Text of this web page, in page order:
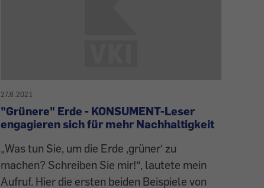
27.8.2021
"Grünere" Erde - KONSUMENT-Leser
engagieren sich für mehr Nachhaltigkeit
„Was tun Sie, um die Erde ‚grüner‘ zu
machen? Schreiben Sie mir!“, lautete mein
Aufruf. Hier die ersten beiden Beispiele von